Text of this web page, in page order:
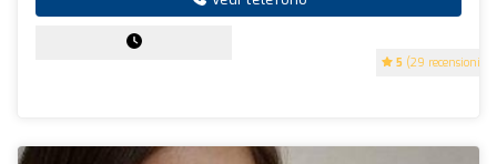
5 (29 recensioni)